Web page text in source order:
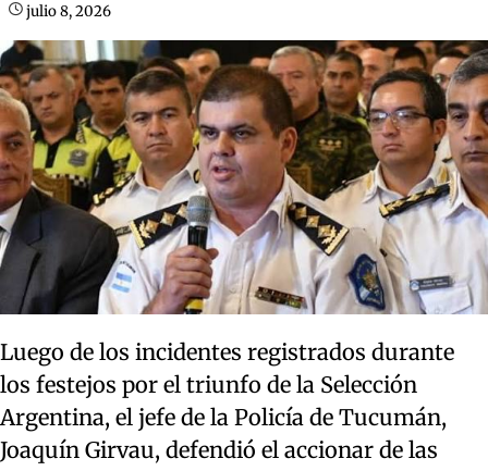
julio 8, 2026
Luego de los incidentes registrados durante
los festejos por el triunfo de la Selección
Argentina, el jefe de la Policía de Tucumán,
Joaquín Girvau, defendió el accionar de las